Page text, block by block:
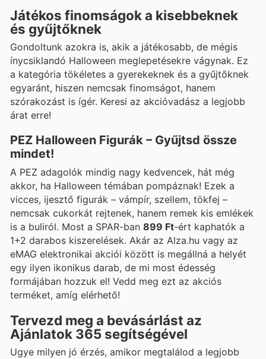
Játékos finomságok a kisebbeknek
és gyűjtőknek
Gondoltunk azokra is, akik a játékosabb, de mégis
ínycsiklandó Halloween meglepetésekre vágynak. Ez
a kategória tökéletes a gyerekeknek és a gyűjtőknek
egyaránt, hiszen nemcsak finomságot, hanem
szórakozást is ígér. Keresi az akcióvadász a legjobb
árat erre!
PEZ Halloween Figurák – Gyűjtsd össze
mindet!
A PEZ adagolók mindig nagy kedvencek, hát még
akkor, ha Halloween témában pompáznak! Ezek a
vicces, ijesztő figurák – vámpír, szellem, tökfej –
nemcsak cukorkát rejtenek, hanem remek kis emlékek
is a buliról. Most a SPAR-ban 899 Ft-ért kaphatók a
1+2 darabos kiszerelések. Akár az Alza.hu vagy az
eMAG elektronikai akciói között is megállná a helyét
egy ilyen ikonikus darab, de mi most édesség
formájában hozzuk el! Vedd meg ezt az akciós
terméket, amíg elérhető!
Tervezd meg a bevásárlást az
Ajánlatok 365 segítségével
Ugye milyen jó érzés, amikor megtalálod a legjobb